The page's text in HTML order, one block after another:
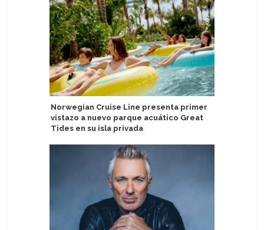
Norwegian Cruise Line presenta primer
vistazo a nuevo parque acuático Great
Tides en su isla privada